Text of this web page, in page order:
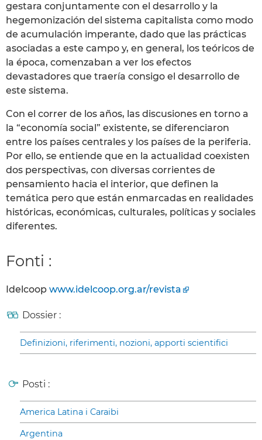
gestara conjuntamente con el desarrollo y la
hegemonización del sistema capitalista como modo
de acumulación imperante, dado que las prácticas
asociadas a este campo y, en general, los teóricos de
la época, comenzaban a ver los efectos
devastadores que traería consigo el desarrollo de
este sistema.
Con el correr de los años, las discusiones en torno a
la “economía social” existente, se diferenciaron
entre los países centrales y los países de la periferia.
Por ello, se entiende que en la actualidad coexisten
dos perspectivas, con diversas corrientes de
pensamiento hacia el interior, que definen la
temática pero que están enmarcadas en realidades
históricas, económicas, culturales, políticas y sociales
diferentes.
Fonti :
Idelcoop www.idelcoop.org.ar/revista
Dossier :
Definizioni, riferimenti, nozioni, apporti scientifici
Posti :
America Latina i Caraibi
Argentina